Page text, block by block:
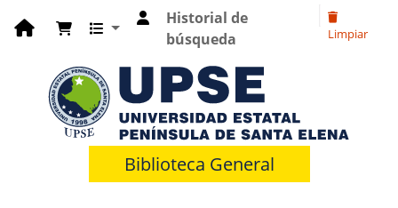
Historial de
búsqueda
Limpiar
Biblioteca General